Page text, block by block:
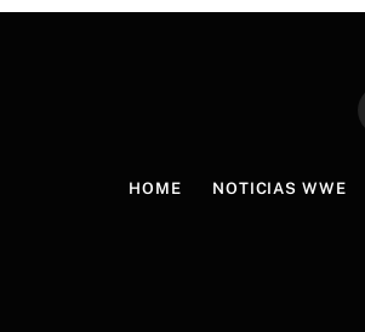
HOME NOTICIAS WWE